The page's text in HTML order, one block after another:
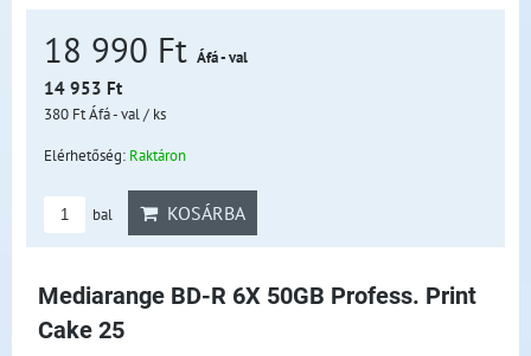
18 990 Ft Áfá - val
14 953 Ft
380 FtÁfá - val/ ks
Elérhetőség: Raktáron
bal KOSÁRBA
Mediarange BD-R 6X 50GB Profess. Print
Cake 25